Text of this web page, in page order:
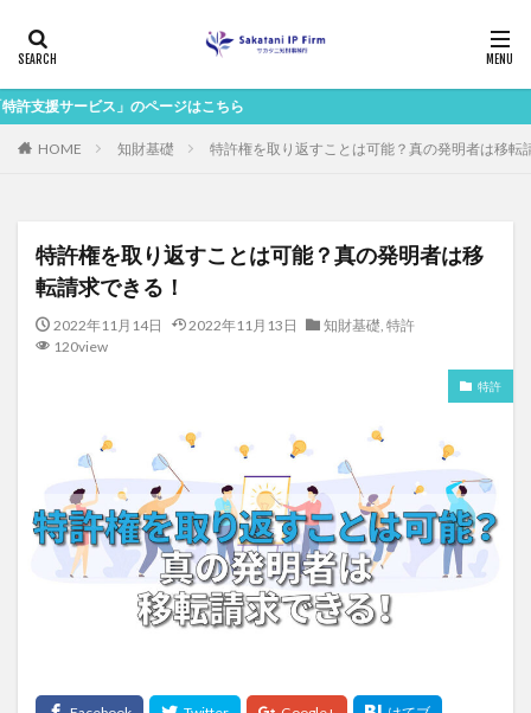
のページはこちら
HOME 知財基礎 特許権を取り返すことは可能？真の発明者は移転
特許権を取り返すことは可能？真の発明者は移
転請求できる！
2022年11月14日 2022年11月13日 知財基礎, 特許
120view
特許